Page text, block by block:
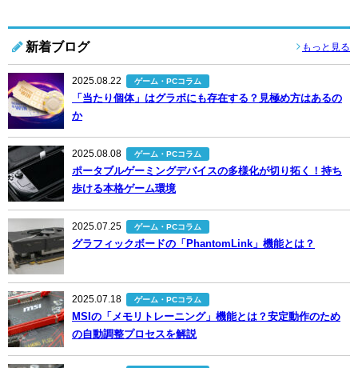
新着ブログ もっと見る
2025.08.22 ゲーム・PCコラム
「当たり個体」はグラボにも存在する？見極め方はあるの
か
2025.08.08 ゲーム・PCコラム
ポータブルゲーミングデバイスの多様化が切り拓く！持ち
歩ける本格ゲーム環境
2025.07.25 ゲーム・PCコラム
グラフィックボードの「PhantomLink」機能とは？
2025.07.18 ゲーム・PCコラム
MSIの「メモリトレーニング」機能とは？安定動作のため
の自動調整プロセスを解説